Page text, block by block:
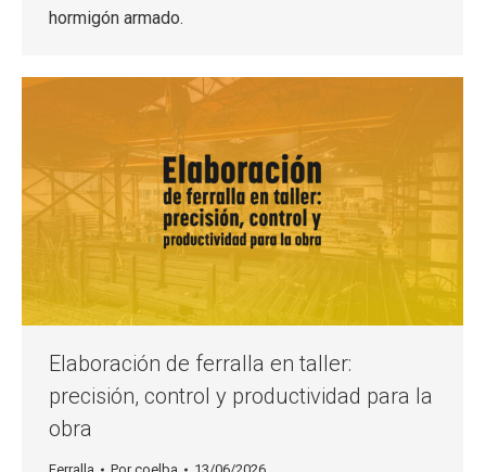
hormigón armado.
Elaboración de ferralla en taller:
precisión, control y productividad para la
obra